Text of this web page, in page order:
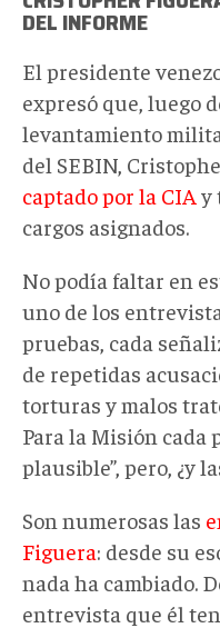
DEL INFORME
El presidente
expresó que, luego
levantamiento
del SEBIN,
captado por la CIA y
cargos asignados.
No podía faltar en
uno de los
pruebas, cada
de repetidas
torturas y malos
Para la Misión cada
plausible”, pero, ¿y
Son numerosas las
Figuera: desde su
nada ha cambiado.
entrevista que él